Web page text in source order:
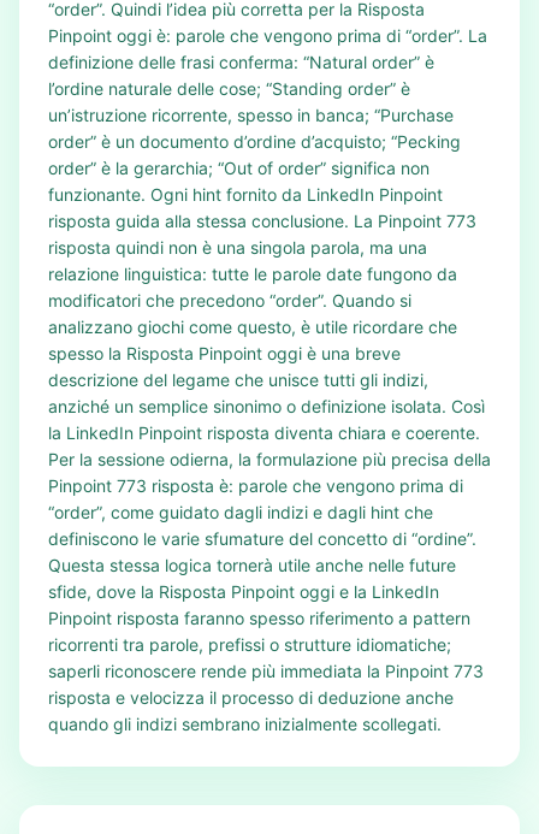
“order”. Quindi l’idea più corretta per la Risposta
Pinpoint oggi è: parole che vengono prima di “order”. La
definizione delle frasi conferma: “Natural order” è
l’ordine naturale delle cose; “Standing order” è
un’istruzione ricorrente, spesso in banca; “Purchase
order” è un documento d’ordine d’acquisto; “Pecking
order” è la gerarchia; “Out of order” significa non
funzionante. Ogni hint fornito da LinkedIn Pinpoint
risposta guida alla stessa conclusione. La Pinpoint 773
risposta quindi non è una singola parola, ma una
relazione linguistica: tutte le parole date fungono da
modificatori che precedono “order”. Quando si
analizzano giochi come questo, è utile ricordare che
spesso la Risposta Pinpoint oggi è una breve
descrizione del legame che unisce tutti gli indizi,
anziché un semplice sinonimo o definizione isolata. Così
la LinkedIn Pinpoint risposta diventa chiara e coerente.
Per la sessione odierna, la formulazione più precisa della
Pinpoint 773 risposta è: parole che vengono prima di
“order”, come guidato dagli indizi e dagli hint che
definiscono le varie sfumature del concetto di “ordine”.
Questa stessa logica tornerà utile anche nelle future
sfide, dove la Risposta Pinpoint oggi e la LinkedIn
Pinpoint risposta faranno spesso riferimento a pattern
ricorrenti tra parole, prefissi o strutture idiomatiche;
saperli riconoscere rende più immediata la Pinpoint 773
risposta e velocizza il processo di deduzione anche
quando gli indizi sembrano inizialmente scollegati.